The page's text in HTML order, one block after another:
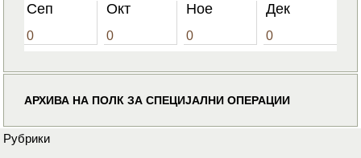
Сеп
0
Окт
0
Ное
0
Дек
0
АРХИВА НА ПОЛК ЗА СПЕЦИЈАЛНИ ОПЕРАЦИИ
Рубрики